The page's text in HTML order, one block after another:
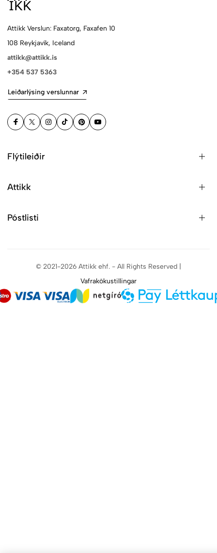
Attikk Verslun: Faxatorg, Faxafen 10
108 Reykjavík, Iceland
attikk@attikk.is
+354 537 5363
Leiðarlýsing verslunnar
Flýtileiðir
Attikk
Póstlisti
© 2021-2026 Attikk ehf. - All Rights Reserved |
Vafrakökustillingar